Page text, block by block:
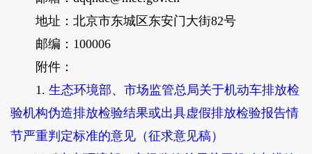
地址：北京市东城区东安门大街82号
邮编：100006
附件：
1. 生态环境部、市场监管总局关于机动车排放检
验机构伪造排放检验结果或出具虚假排放检验报告情
节严重判定标准的意见（征求意见稿）